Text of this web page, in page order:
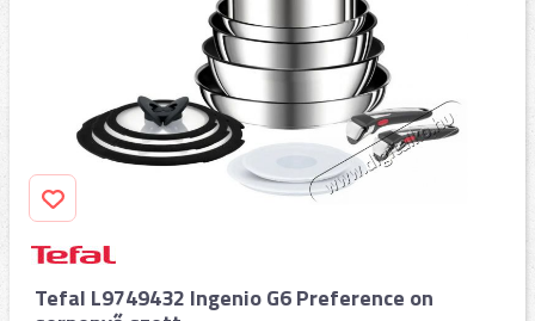
Tefal L9749432 Ingenio G6 Preference on